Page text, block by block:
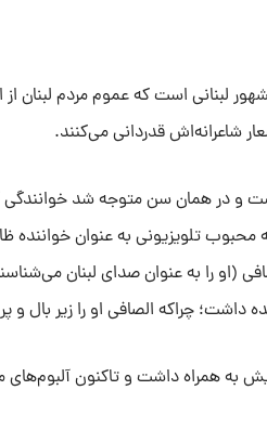
یک خواننده ۵۲ ساله مشهور لبنانی است که عموم
قدردانی می‌کنند.
آغاز کرده است و در همان سن متوجه شد
در یک برنامه محبوب تلویزیونی به عنوان
(او را به عنوان صدای لبنان
داشت؛ چراکه الصافی او را زیر بال و
به همراه داشت و تاکنون